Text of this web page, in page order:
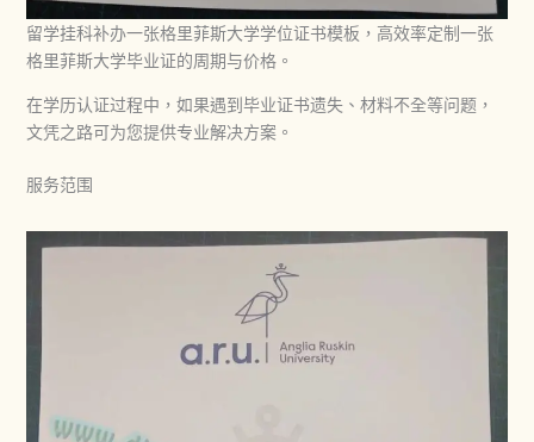
留学挂科补办一张格里菲斯大学学位证书模板，高效率定制一张
格里菲斯大学毕业证的周期与价格。
在学历认证过程中，如果遇到毕业证书遗失、材料不全等问题，
文凭之路可为您提供专业解决方案。
服务范围